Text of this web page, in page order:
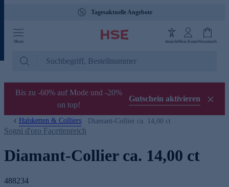
Tagesaktuelle Angebote
Menü AnsichtMein KontoWarenkorb
Bis zu -60% auf Mode und -20%
on top!
Gutschein aktivieren
Halsketten & Colliers Diamant-Collier ca. 14,00 ct
Sogni d'oro Facettenreich
Diamant-Collier ca. 14,00 ct
488234